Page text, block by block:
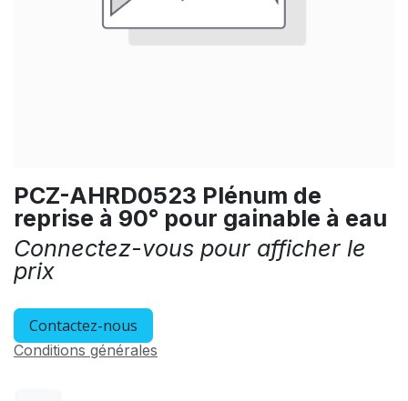
PCZ-AHRD0523 Plénum de
reprise à 90° pour gainable à eau
Connectez-vous pour afficher le
prix
Contactez-nous
Conditions générales